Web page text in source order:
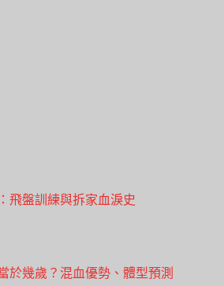
飛盤訓練與拆家血淚史